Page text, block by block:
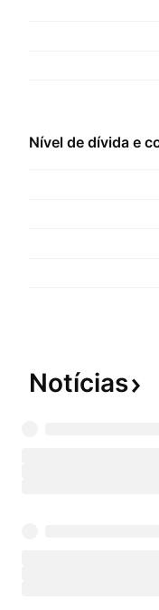
Nível de dívida e
Notícias